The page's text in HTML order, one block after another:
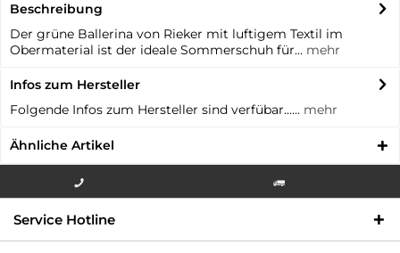
Beschreibung
Der grüne Ballerina von Rieker mit luftigem Textil im
Obermaterial ist der ideale Sommerschuh für... mehr
Infos zum Hersteller
Folgende Infos zum Hersteller sind verfübar...... mehr
Ähnliche Artikel
000
Service Hotline